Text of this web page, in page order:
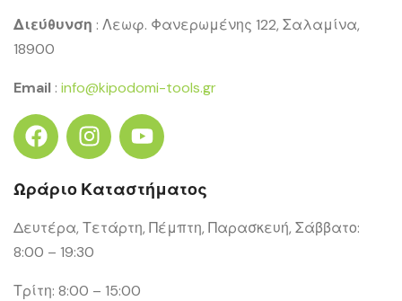
Διεύθυνση : Λεωφ. Φανερωμένης 122, Σαλαμίνα,
18900
Email : info@kipodomi-tools.gr
Ωράριο Καταστήματος
Δευτέρα, Τετάρτη, Πέμπτη, Παρασκευή, Σάββατο:
8:00 – 19:30
Τρίτη: 8:00 – 15:00